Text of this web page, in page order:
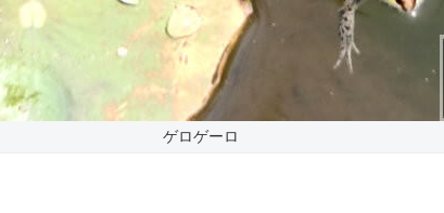
ゲロゲーロ